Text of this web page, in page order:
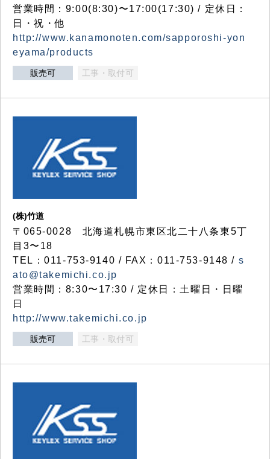
営業時間：9:00(8:30)〜17:00(17:30) / 定休日：
日・祝・他
http://www.kanamonoten.com/sapporoshi-yon
eyama/products
販売可 工事・取付可
(株)竹道
〒065-0028 北海道札幌市東区北二十八条東5丁
目3〜18
TEL：011-753-9140 / FAX：011-753-9148 / s
ato@takemichi.co.jp
営業時間：8:30〜17:30 / 定休日：土曜日・日曜
日
http://www.takemichi.co.jp
販売可 工事・取付可